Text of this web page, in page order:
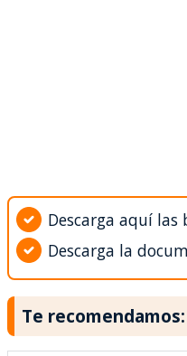
Descarga aquí las
Descarga la
Te recomendamos: